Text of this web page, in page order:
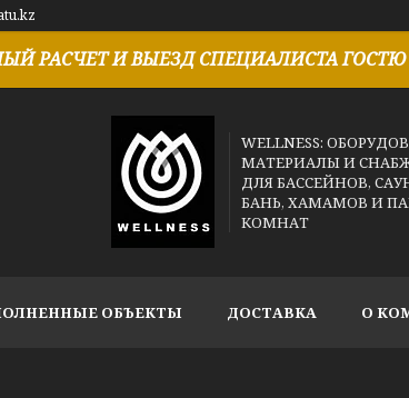
РАСЧЕТ И ВЫЕЗД СПЕЦИАЛИСТА
WELLNESS:
МАТЕРИАЛЫ И
ДЛЯ БАССЕЙНОВ,
БАНЬ, ХАМАМОВ И
КОМНАТ
ОБЪЕКТЫ ДОСТАВКА О